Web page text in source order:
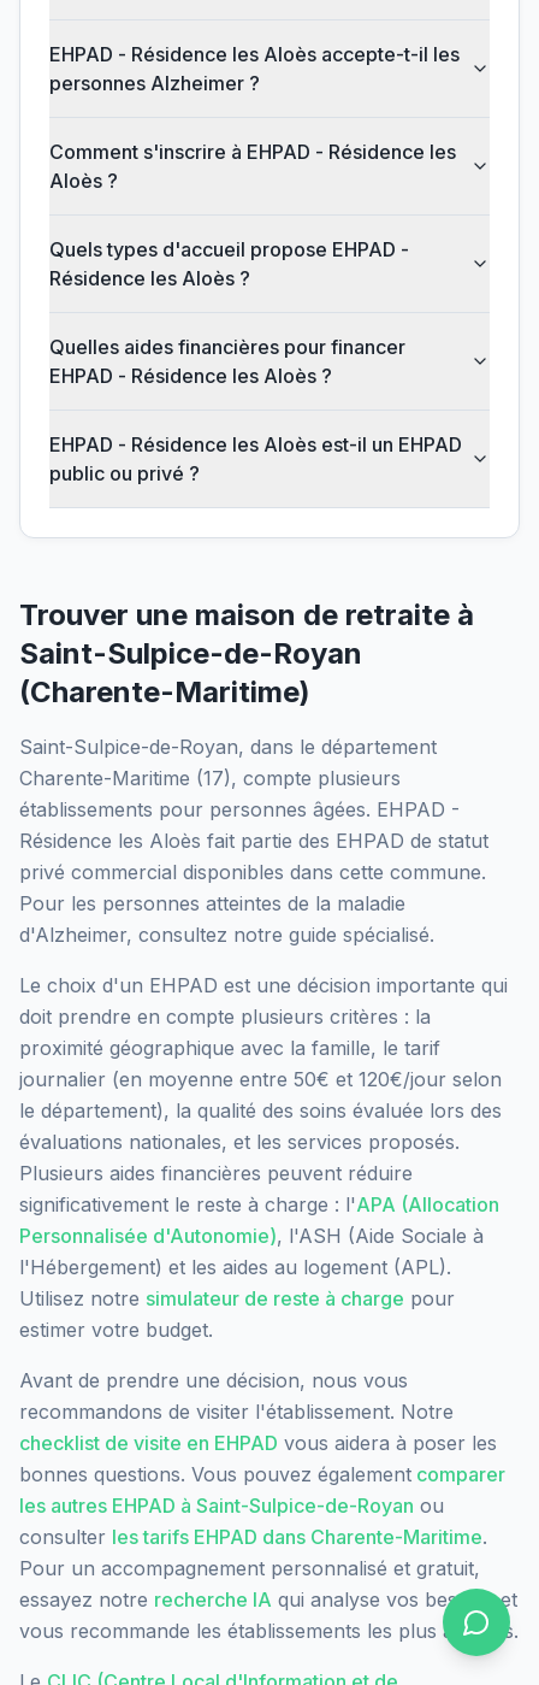
EHPAD - Résidence les Aloès accepte-t-il les
personnes Alzheimer ?
Comment s'inscrire à EHPAD - Résidence les
Aloès ?
Quels types d'accueil propose EHPAD -
Résidence les Aloès ?
Quelles aides financières pour financer
EHPAD - Résidence les Aloès ?
EHPAD - Résidence les Aloès est-il un EHPAD
public ou privé ?
Trouver une maison de retraite à
Saint-Sulpice-de-Royan
(Charente-Maritime)
Saint-Sulpice-de-Royan, dans le département
Charente-Maritime (17), compte plusieurs
établissements pour personnes âgées. EHPAD -
Résidence les Aloès fait partie des EHPAD de statut
privé commercial disponibles dans cette commune.
Pour les personnes atteintes de la maladie
d'Alzheimer, consultez notre guide spécialisé.
Le choix d'un EHPAD est une décision importante qui
doit prendre en compte plusieurs critères : la
proximité géographique avec la famille, le tarif
journalier (en moyenne entre 50€ et 120€/jour selon
le département), la qualité des soins évaluée lors des
évaluations nationales, et les services proposés.
Plusieurs aides financières peuvent réduire
significativement le reste à charge : l'APA (Allocation
Personnalisée d'Autonomie), l'ASH (Aide Sociale à
l'Hébergement) et les aides au logement (APL).
Utilisez notre simulateur de reste à charge pour
estimer votre budget.
Avant de prendre une décision, nous vous
recommandons de visiter l'établissement. Notre
checklist de visite en EHPAD vous aidera à poser les
bonnes questions. Vous pouvez également comparer
les autres EHPAD à Saint-Sulpice-de-Royan ou
consulter les tarifs EHPAD dans Charente-Maritime.
Pour un accompagnement personnalisé et gratuit,
essayez notre recherche IA qui analyse vos besoins et
vous recommande les établissements les plus adaptés.